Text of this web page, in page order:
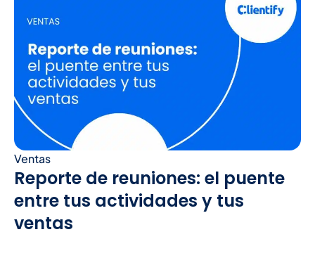
Ventas
Reporte de reuniones: el puente
entre tus actividades y tus
ventas